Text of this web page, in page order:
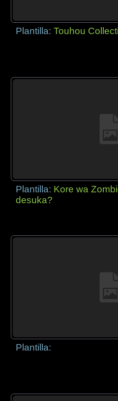
Plantilla:Touhou
Plantilla: Kore wa
desuka?
Plantilla: